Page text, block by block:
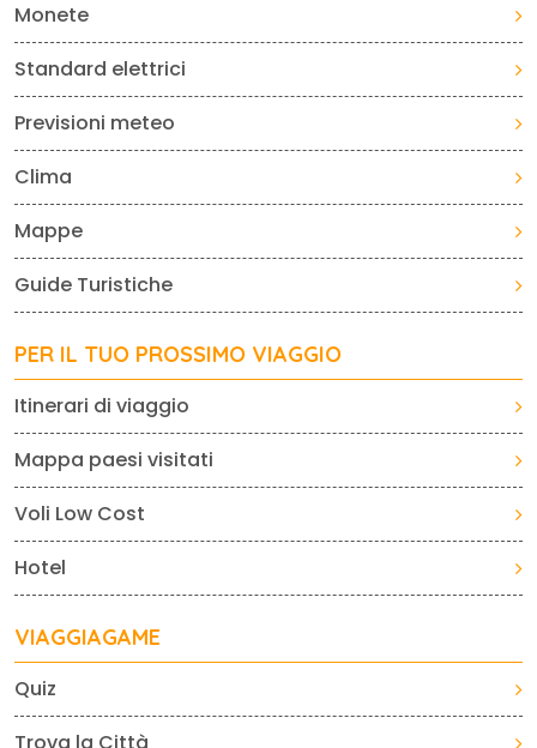
Monete
Standard elettrici
Previsioni meteo
Clima
Mappe
Guide Turistiche
PER IL TUO PROSSIMO VIAGGIO
Itinerari di viaggio
Mappa paesi visitati
Voli Low Cost
Hotel
VIAGGIAGAME
Quiz